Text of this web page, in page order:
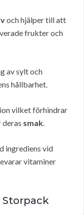
och hjälper till att
frukter och
av sylt och
hållbarhet.
vilket förhindrar
smak.
ingrediens vid
vitaminer
Storpack